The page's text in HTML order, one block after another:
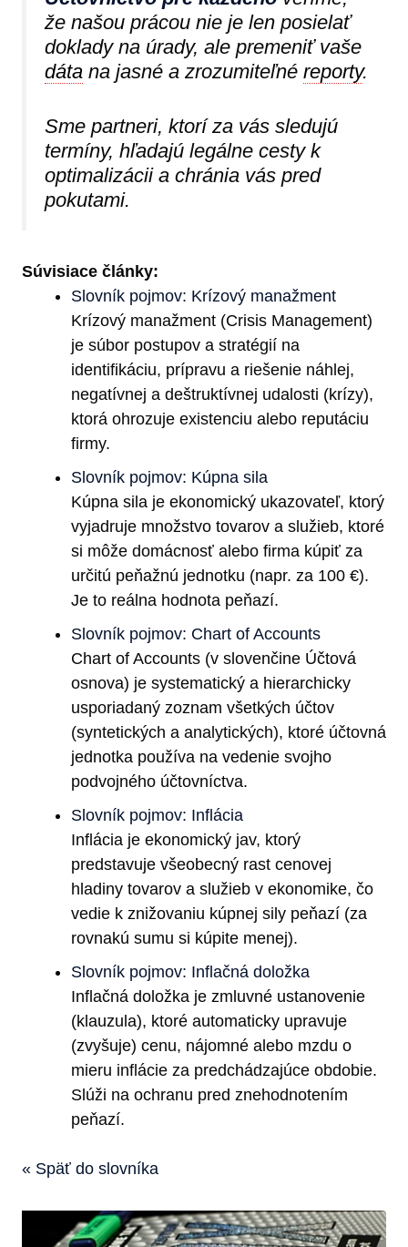
že našou prácou nie je len posielať
doklady na úrady, ale premeniť vaše
dáta na jasné a zrozumiteľné reporty.
Sme partneri, ktorí za vás sledujú
termíny, hľadajú legálne cesty k
optimalizácii a chránia vás pred
pokutami.
Súvisiace články:
Slovník pojmov: Krízový manažment
Krízový manažment (Crisis Management)
je súbor postupov a stratégií na
identifikáciu, prípravu a riešenie náhlej,
negatívnej a deštruktívnej udalosti (krízy),
ktorá ohrozuje existenciu alebo reputáciu
firmy.
Slovník pojmov: Kúpna sila
Kúpna sila je ekonomický ukazovateľ, ktorý
vyjadruje množstvo tovarov a služieb, ktoré
si môže domácnosť alebo firma kúpiť za
určitú peňažnú jednotku (napr. za 100 €).
Je to reálna hodnota peňazí.
Slovník pojmov: Chart of Accounts
Chart of Accounts (v slovenčine Účtová
osnova) je systematický a hierarchicky
usporiadaný zoznam všetkých účtov
(syntetických a analytických), ktoré účtovná
jednotka používa na vedenie svojho
podvojného účtovníctva.
Slovník pojmov: Inflácia
Inflácia je ekonomický jav, ktorý
predstavuje všeobecný rast cenovej
hladiny tovarov a služieb v ekonomike, čo
vedie k znižovaniu kúpnej sily peňazí (za
rovnakú sumu si kúpite menej).
Slovník pojmov: Inflačná doložka
Inflačná doložka je zmluvné ustanovenie
(klauzula), ktoré automaticky upravuje
(zvyšuje) cenu, nájomné alebo mzdu o
mieru inflácie za predchádzajúce obdobie.
Slúži na ochranu pred znehodnotením
peňazí.
« Späť do slovníka